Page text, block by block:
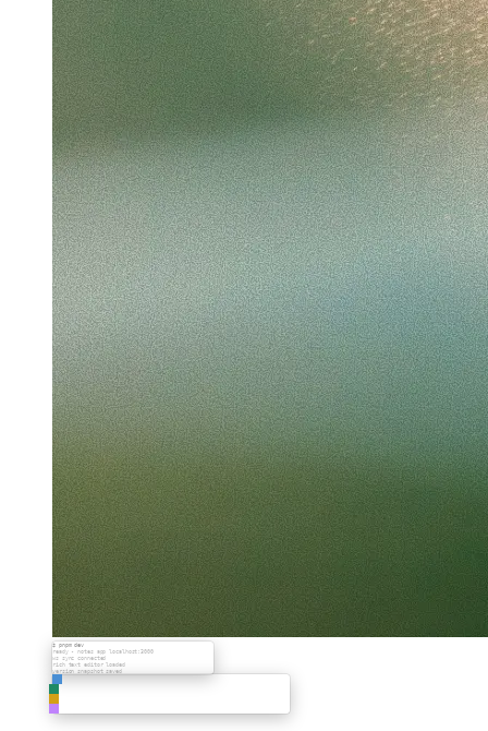
Clipboard exfiltration vulnerability demo
Worked for 4m 30s
$ pnpm dev
ready - notes app localhost:3000
ws sync connected
rich text editor loaded
version snapshot saved